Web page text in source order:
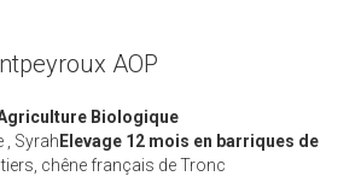
AOP
Biologique
, Syrah Elevage 12 mois en barriques de
chêne français de Tronc